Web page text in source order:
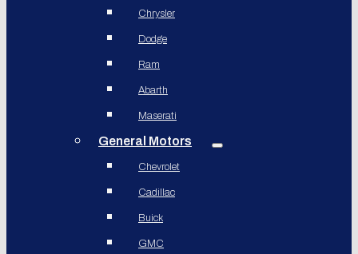
Chrysler
Dodge
Ram
Abarth
Maserati
General Motors
Chevrolet
Cadillac
Buick
GMC